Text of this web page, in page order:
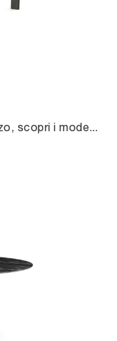
Se desideri tavoli design da pranzo, scopri i modelli fissi di Midj: clicca e scopri il modello Planum in marmo.